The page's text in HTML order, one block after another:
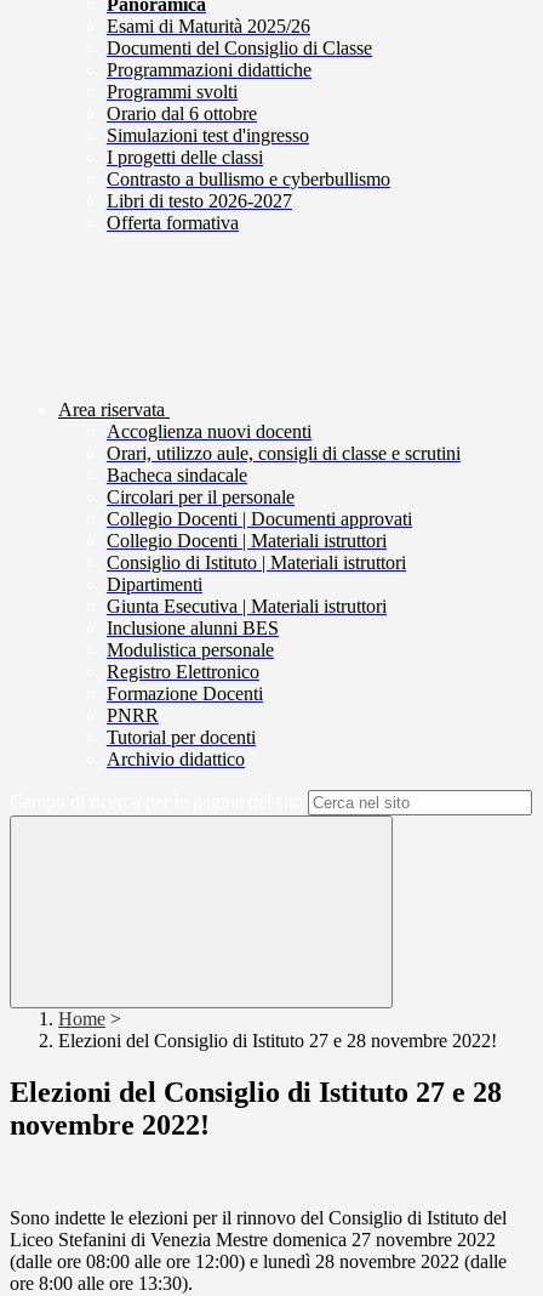
Panoramica
Esami di Maturità 2025/26
Documenti del Consiglio di Classe
Programmazioni didattiche
Programmi svolti
Orario dal 6 ottobre
Simulazioni test d'ingresso
I progetti delle classi
Contrasto a bullismo e cyberbullismo
Libri di testo 2026-2027
Offerta formativa
Area riservata
Accoglienza nuovi docenti
Orari, utilizzo aule, consigli di classe e scrutini
Bacheca sindacale
Circolari per il personale
Collegio Docenti | Documenti approvati
Collegio Docenti | Materiali istruttori
Consiglio di Istituto | Materiali istruttori
Dipartimenti
Giunta Esecutiva | Materiali istruttori
Inclusione alunni BES
Modulistica personale
Registro Elettronico
Formazione Docenti
PNRR
Tutorial per docenti
Archivio didattico
Home >
Elezioni del Consiglio di Istituto 27 e 28 novembre 2022!
Elezioni del Consiglio di Istituto 27 e 28
novembre 2022!
Sono indette le elezioni per il rinnovo del Consiglio di Istituto del
Liceo Stefanini di Venezia Mestre domenica 27 novembre 2022
(dalle ore 08:00 alle ore 12:00) e lunedì 28 novembre 2022 (dalle
ore 8:00 alle ore 13:30).